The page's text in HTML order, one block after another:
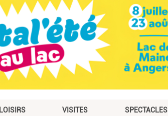
LOISIRS VISITES SPECTACLES